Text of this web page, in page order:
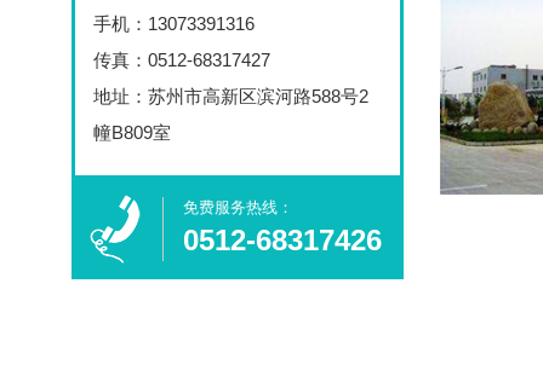
手机：13073391316
传真：0512-68317427
地址：苏州市高新区滨河路588号2
幢B809室
免费服务热线：​
0512-68317426